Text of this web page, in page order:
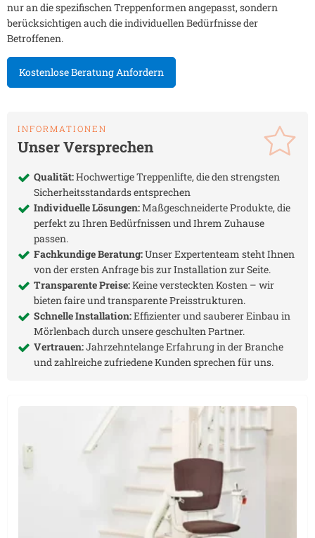
nur an die spezifischen Treppenformen angepasst, sondern
berücksichtigen auch die individuellen Bedürfnisse der
Betroffenen.
Kostenlose Beratung Anfordern
INFORMATIONEN
Unser Versprechen
Qualität:Hochwertige Treppenlifte, die den strengsten
Sicherheitsstandards entsprechen
Individuelle Lösungen:Maßgeschneiderte Produkte, die
perfekt zu Ihren Bedürfnissen und Ihrem Zuhause
passen.
Fachkundige Beratung:Unser Expertenteam steht Ihnen
von der ersten Anfrage bis zur Installation zur Seite.
Transparente Preise:Keine versteckten Kosten – wir
bieten faire und transparente Preisstrukturen.
Schnelle Installation:Effizienter und sauberer Einbau in
Mörlenbachdurch unsere geschulten Partner.
Vertrauen:Jahrzehntelange Erfahrung in der Branche
und zahlreiche zufriedene Kunden sprechen für uns.